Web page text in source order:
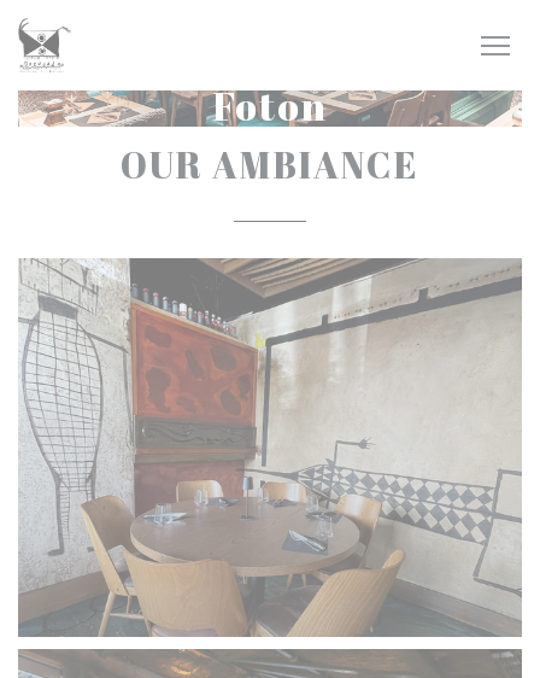
Cookie- hanteringspanel
Foton
OUR AMBIANCE